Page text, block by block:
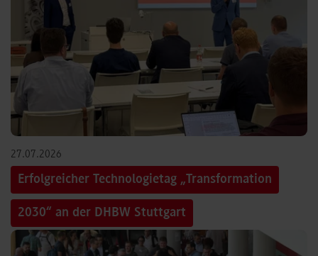
27.07.2026
Erfolgreicher Technologietag „Transformation
2030“ an der DHBW Stuttgart